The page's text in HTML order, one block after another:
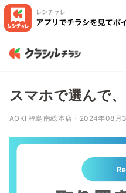
スマホで選んで
AOKI 福島南総本店・2024年08月